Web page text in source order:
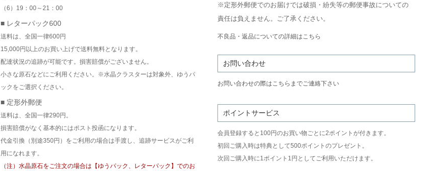
（6）19：00～21：00
■ レターパック600
送料は、全国一律600円
15,000円以上のお買い上げで送料無料となります。
配達状況の追跡が可能です。損害賠償がございません。
小さな原石などにご利用ください。※水晶クラスターは対象外、ゆうパ
ックをご選択ください。
■ 定形外郵便
送料は、全国一律290円。
損害賠償がなく基本的にはポスト投函になります。
代金引換（別途350円）をご利用の場合は手渡し、追跡サービスがご利
用になれます。
（注）水晶原石をご注文の場合は【ゆうパック、レターパック】でのお
※定形外郵便でのお届けでは破損・紛失等の郵便事故についての
責任は負えません。ご了承ください。
不良品・返品についての詳細はこちら
お問い合わせ
お問い合わせの際はこちらまでご連絡下さい
ポイントサービス
会員登録すると100円のお買い物ごとに2ポイントが付きます。
初回ご購入時は特典として500ポイントのプレゼント。
次回ご購入時に1ポイント1円としてご利用いただけます。